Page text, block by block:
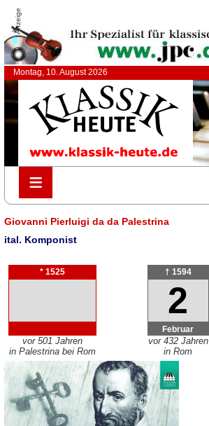
Anzeige
Montag, 10. August 2026
≡
≡
Giovanni Pierluigi da da Palestrina
ital. Komponist
* 1525
vor 501 Jahren
in Palestrina bei Rom
† 1594
2
Februar
vor 432 Jahren
in Rom